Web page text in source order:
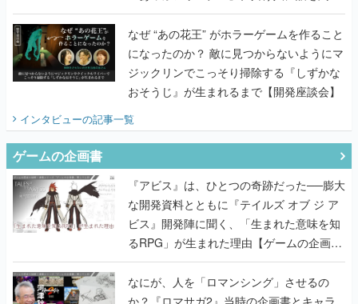
てみた
なぜ “あの花王” がホラーゲームを作ること
になったのか？ 敵に見つからないようにマ
ジックリンでこっそり掃除する『しずかな
おそうじ』が生まれるまで【開発座談会】
インタビューの記事一覧
ゲームの企画書
『アビス』は、ひとつの奇跡だった──膨大
な開発資料とともに『テイルズ オブ ジ ア
ビス』開発陣に聞く、「生まれた意味を知
るRPG」が生まれた理由【ゲームの企画
書】
なにが、人を「ロマンシング」させるの